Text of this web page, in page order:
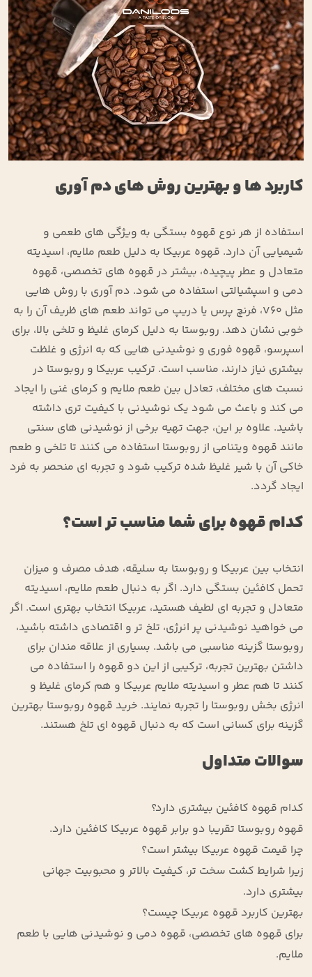
کاربرد ها و بهترین روش ‌های دم ‌آوری
استفاده از هر نوع قهوه بستگی به ویژگی‌ های طعمی و
شیمیایی آن دارد. قهوه عربیکا به دلیل طعم ملایم، اسیدیته
متعادل و عطر پیچیده، بیشتر در قهوه ‌های تخصصی، قهوه
دمی و اسپشیالتی استفاده می‌ شود. دم ‌آوری با روش ‌هایی
مثل V60، فرنچ پرس یا دریپ می ‌تواند طعم ‌های ظریف آن را به
خوبی نشان دهد. روبوستا به دلیل کرمای غلیظ و تلخی بالا، برای
اسپرسو، قهوه فوری و نوشیدنی ‌هایی که به انرژی و غلظت
بیشتری نیاز دارند، مناسب است. ترکیب عربیکا و روبوستا در
نسبت‌ های مختلف، تعادل بین طعم ملایم و کرمای غنی را ایجاد
می ‌کند و باعث می ‌شود یک نوشیدنی با کیفیت تری داشته
باشید. علاوه بر این، جهت تهیه برخی از نوشیدنی‌ های سنتی
مانند قهوه ویتنامی از روبوستا استفاده می‌ کنند تا تلخی و طعم
خاکی آن با شیر غلیظ شده ترکیب شود و تجربه‌ ای منحصر به فرد
ایجاد گردد.
کدام قهوه برای شما مناسب ‌تر است؟
انتخاب بین عربیکا و روبوستا به سلیقه، هدف مصرف و میزان
تحمل کافئین بستگی دارد. اگر به دنبال طعم ملایم، اسیدیته
متعادل و تجربه ‌ای لطیف هستید، عربیکا انتخاب بهتری است. اگر
می‌ خواهید نوشیدنی پر انرژی، تلخ ‌تر و اقتصادی داشته باشید،
روبوستا گزینه مناسبی می باشد. بسیاری از علاقه‌ مندان برای
داشتن بهترین تجربه، ترکیبی از این دو قهوه را استفاده می
‌کنند تا هم عطر و اسیدیته ملایم عربیکا و هم کرمای غلیظ و
انرژی ‌بخش روبوستا را تجربه نمایند. خرید قهوه روبوستا بهترین
گزینه برای کسانی است که به دنبال قهوه ‌ای تلخ هستند.
سوالات متداول
کدام قهوه کافئین بیشتری دارد؟
قهوه روبوستا تقریبا دو برابر قهوه عربیکا کافئین دارد.
چرا قیمت قهوه عربیکا بیشتر است؟
زیرا شرایط کشت سخت ‌تر، کیفیت بالاتر و محبوبیت جهانی
بیشتری دارد.
بهترین کاربرد قهوه عربیکا چیست؟
برای قهوه ‌های تخصصی، قهوه دمی و نوشیدنی‌ هایی با طعم
ملایم.